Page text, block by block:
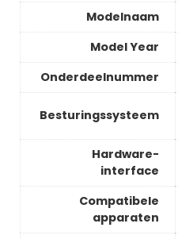
Modelnaam
Model Year
Onderdeelnummer
Besturingssysteem
Hardware-
interface
Compatibele
apparaten